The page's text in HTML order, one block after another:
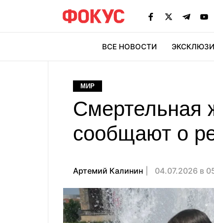
ВСЕ НОВОСТИ
МИР
Смертельная
сообщают о
Артемий Калинин 04.07.2026 в